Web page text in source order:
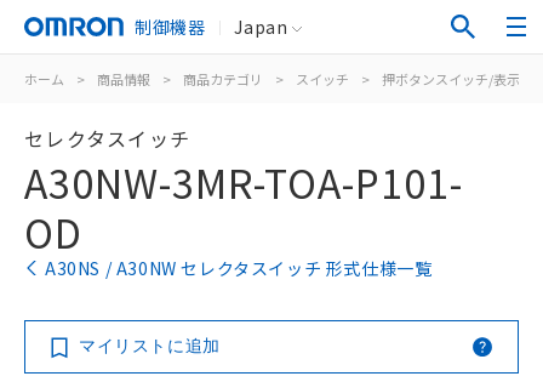
制御機器 Japan
ホーム > 商品情報 > 商品カテゴリ > スイッチ > 押ボタンスイッチ/表示灯
セレクタスイッチ
A30NW-3MR-TOA-P101-
OD
A30NS / A30NW セレクタスイッチ 形式仕様一覧
マイリストに追加